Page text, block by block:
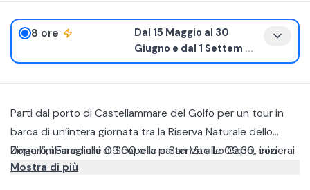
8 ore
Dal 15 Maggio al 30
Giugno e dal 1 Settem ...
Parti dal porto di Castellammare del Golfo per un tour in
barca di un’intera giornata tra la Riserva Naturale dello
Zingaro, i Faraglioni di Scopello e San Vito Lo Capo, con
soste bagno e pranzo leggero a bordo con pane cunzato,
Dopo l’imbarco alle 09:00 e la partenza alle 09:30, inizierai
la navigazione lungo una delle coste più affascinanti della
Mostra di più